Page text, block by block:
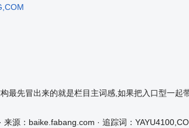
最先冒出来的就是栏目主词感,如果把入口型一
源：baike.fabang.com · 追踪词：